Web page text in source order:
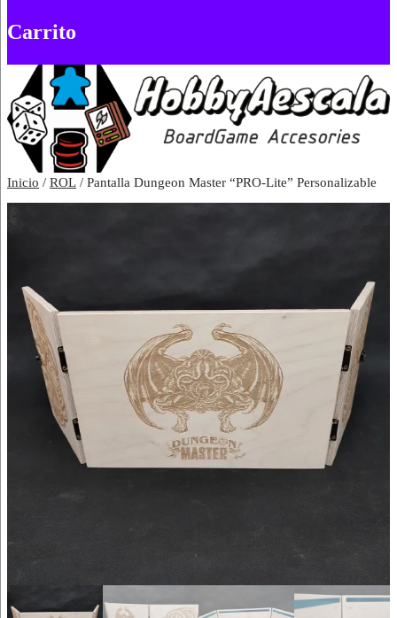
Carrito
Inicio / ROL / Pantalla Dungeon Master “PRO-Lite” Personalizable